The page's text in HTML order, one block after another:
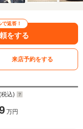
返答！
をする
来店予約をする
込)
万円